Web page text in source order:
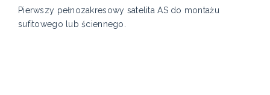
Pierwszy pełnozakresowy satelita AS do montażu
sufitowego lub ściennego.